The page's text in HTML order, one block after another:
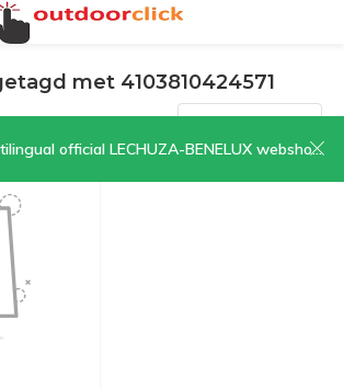
official LECHUZA-BENELUX webshop | CLICK HERE NOW!
met 4103810424571
Sorteren op: